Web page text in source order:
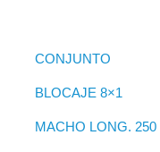
CONJUNTO
BLOCAJE 8×1
MACHO LONG. 250